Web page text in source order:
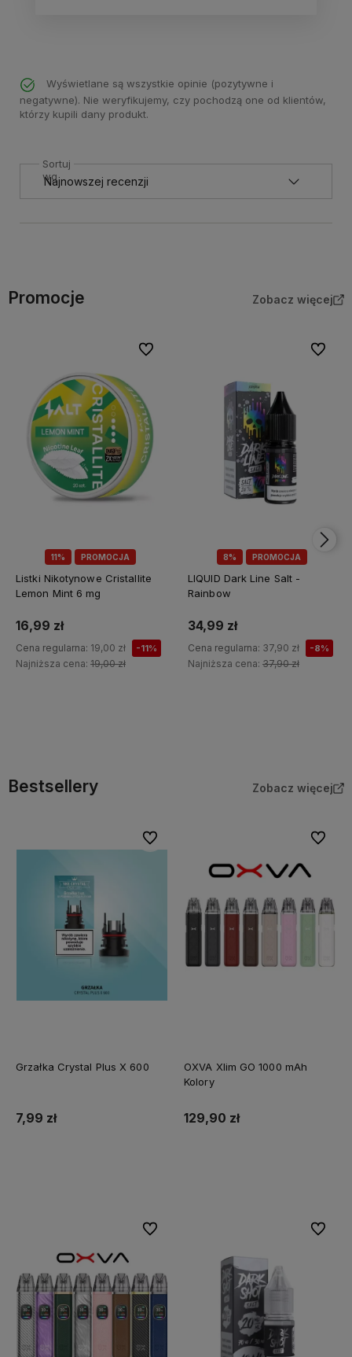
Wyświetlane są wszystkie opinie (pozytywne i
negatywne). Nie weryfikujemy, czy pochodzą one od klientów,
którzy kupili dany produkt.
Sortuj
wg
Promocje Zobacz więcej
11% PROMOCJA
Listki Nikotynowe Cristallite
Lemon Mint 6 mg
16,99 zł
Cena regularna: 19,00 zł -11%
Najniższa cena: 19,00 zł
Do ulubionych
8% PROMOCJA
LIQUID Dark Line Salt -
Rainbow
34,99 zł
Cena regularna: 37,90 zł -8%
Najniższa cena: 37,90 zł
Do
Bestsellery Zobacz więcej
Grzałka Crystal Plus X 600
7,99 zł
Do ulubionych
OXVA Xlim GO 1000 mAh
Kolory
129,90 zł
Do
Do ulubionych Do